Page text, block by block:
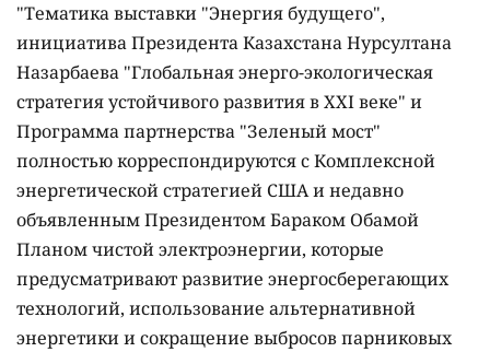
"Тематика выставки "Энергия будущего",
инициатива Президента Казахстана Нурсултана
Назарбаева "Глобальная энерго-экологическая
стратегия устойчивого развития в XXI веке" и
Программа партнерства "Зеленый мост"
полностью корреспондируются с Комплексной
энергетической стратегией США и недавно
объявленным Президентом Бараком Обамой
Планом чистой электроэнергии, которые
предусматривают развитие энергосберегающих
технологий, использование альтернативной
энергетики и сокращение выбросов парниковых